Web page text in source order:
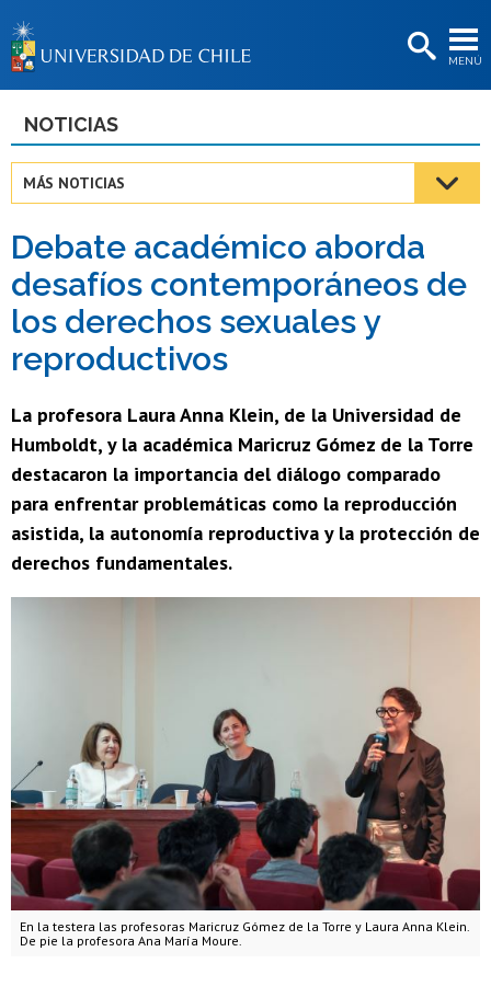
MENÚ
BIBLIOTECAS
Estudiantes
Académicas/os
Funcionarias/os
Egresadas/os
NOTICIAS
MÁS NOTICIAS
Debate académico aborda
desafíos contemporáneos de
los derechos sexuales y
reproductivos
La profesora Laura Anna Klein, de la Universidad de
Humboldt, y la académica Maricruz Gómez de la Torre
destacaron la importancia del diálogo comparado
para enfrentar problemáticas como la reproducción
asistida, la autonomía reproductiva y la protección de
derechos fundamentales.
En la testera las profesoras Maricruz Gómez de la Torre y Laura Anna Klein.
De pie la profesora Ana María Moure.